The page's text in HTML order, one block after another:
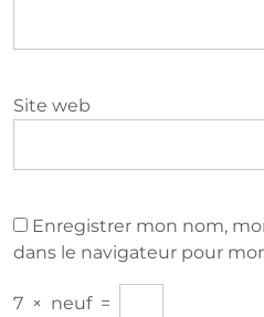
Site web
Enregistrer mon nom,
dans le navigateur pour
7 × neuf =